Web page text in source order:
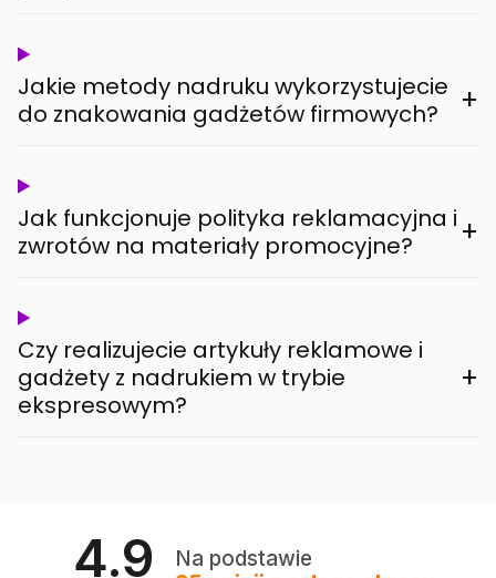
Jakie metody nadruku wykorzystujecie
do znakowania gadżetów firmowych?
+
Jak funkcjonuje polityka reklamacyjna i
zwrotów na materiały promocyjne?
+
Czy realizujecie artykuły reklamowe i
gadżety z nadrukiem w trybie
ekspresowym?
+
4.9
Na podstawie